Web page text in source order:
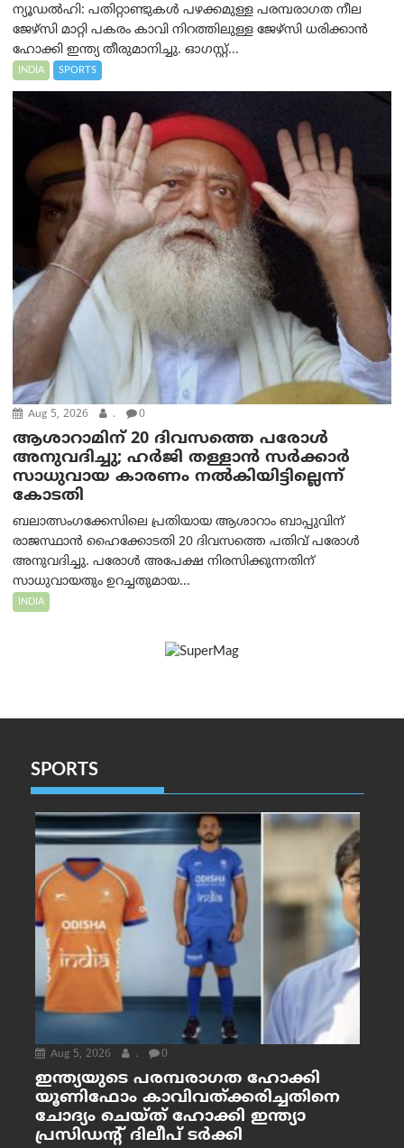
ന്യൂഡൽഹി: പതിറ്റാണ്ടുകൾ പഴക്കമുള്ള പരമ്പരാഗത നീല
ജേഴ്‌സി മാറ്റി പകരം കാവി നിറത്തിലുള്ള ജേഴ്‌സി ധരിക്കാൻ
ഹോക്കി ഇന്ത്യ തീരുമാനിച്ചു. ഓഗസ്റ്റ്...
INDIA SPORTS
Aug 5, 2026 . 0
ആശാറാമിന് 20 ദിവസത്തെ പരോൾ
അനുവദിച്ചു; ഹർജി തള്ളാൻ സർക്കാർ
സാധുവായ കാരണം നൽകിയിട്ടില്ലെന്ന്
കോടതി
ബലാത്സംഗക്കേസിലെ പ്രതിയായ ആശാറാം ബാപ്പുവിന്
രാജസ്ഥാൻ ഹൈക്കോടതി 20 ദിവസത്തെ പതിവ് പരോൾ
അനുവദിച്ചു. പരോൾ അപേക്ഷ നിരസിക്കുന്നതിന്
സാധുവായതും ഉറച്ചതുമായ...
INDIA
SPORTS
Aug 5, 2026 . 0
ഇന്ത്യയുടെ പരമ്പരാഗത ഹോക്കി
യൂണിഫോം കാവിവത്ക്കരിച്ചതിനെ
ചോദ്യം ചെയ്ത് ഹോക്കി ഇന്ത്യാ
പ്രസിഡന്റ് ദിലീപ് ടര്‍ക്കി